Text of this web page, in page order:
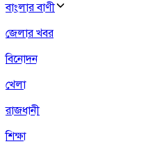
বাংলার বাণী
জেলার খবর
বিনোদন
খেলা
রাজধানী
শিক্ষা